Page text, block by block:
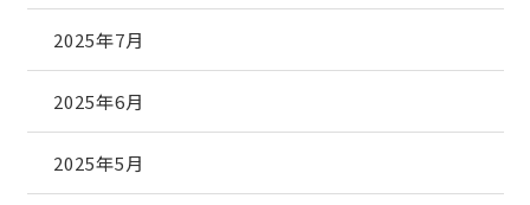
2025年7月
2025年6月
2025年5月